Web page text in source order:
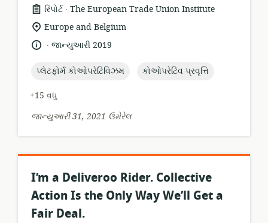
સંસાધન
બંધારણ:
રિપોર્ટ .
પ્રકાશક:
The European Trade Union Institute
સુસંગતતા
Europe and Belgium
ભાષા:.
પ્રકાશન
જાન્યુઆરી 2019
topic:
પ્લેટફોર્મ કોઓપરેટિવિઝમ topic:
કોઓપરેટિવ પ્રવૃત્તિ
+15 વધુ
જાન્યુઆરી 31, 2021 ઉમેરેલ
I’m a Deliveroo Rider. Collective
Action Is the Only Way We’ll Get a
Fair Deal.